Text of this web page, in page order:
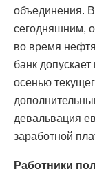
объединения.
сегодняшним,
во время
банк
осенью
девальвация
заработной
Работники